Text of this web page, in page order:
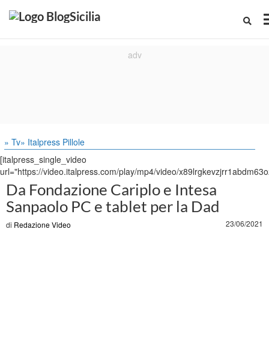
» Tv» Italpress Pillole
[italpress_single_video
url="https://video.italpress.com/play/mp4/video/
Da Fondazione Cariplo e Intesa
Sanpaolo PC e tablet per la Dad
di Redazione Video 23/06/2021